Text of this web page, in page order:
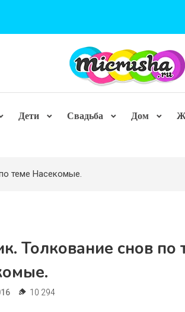
Дети Свадьба Дом
теме Насекомые.
Толкование снов по
10 294